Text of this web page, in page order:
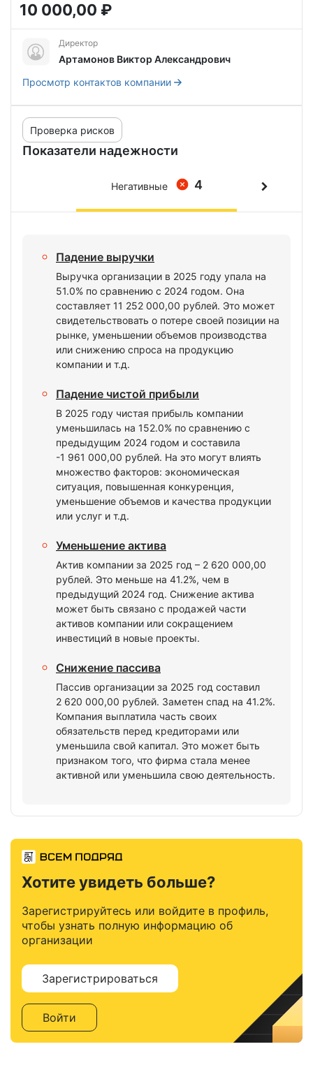
10 000,00 ₽
Директор
Артамонов Виктор Александрович
Просмотр контактов компании
Показатели надежности
Проверка рисков
4
Негативные
Падение выручки
Выручка организации в 2025 году упала на
51.0% по сравнению с 2024 годом. Она
составляет 11 252 000,00 рублей. Это может
свидетельствовать о потере своей позиции на
рынке, уменьшении объемов производства
или снижению спроса на продукцию
компании и т.д.
Падение чистой прибыли
В 2025 году чистая прибыль компании
уменьшилась на 152.0% по сравнению с
предыдущим 2024 годом и составила
-1 961 000,00 рублей. На это могут влиять
множество факторов: экономическая
ситуация, повышенная конкуренция,
уменьшение объемов и качества продукции
или услуг и т.д.
Уменьшение актива
Актив компании за 2025 год – 2 620 000,00
рублей. Это меньше на 41.2%, чем в
предыдущий 2024 год. Снижение актива
может быть связано с продажей части
активов компании или сокращением
инвестиций в новые проекты.
Снижение пассива
Пассив организации за 2025 год составил
2 620 000,00 рублей. Заметен спад на 41.2%.
Компания выплатила часть своих
обязательств перед кредиторами или
уменьшила свой капитал. Это может быть
признаком того, что фирма стала менее
активной или уменьшила свою деятельность.
Хотите увидеть больше?
Зарегистрируйтесь или войдите в профиль,
чтобы узнать полную информацию об
организации
Зарегистрироваться
Войти